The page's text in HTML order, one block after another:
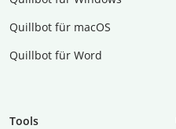
Quillbot für macOS
Quillbot für Word
Tools